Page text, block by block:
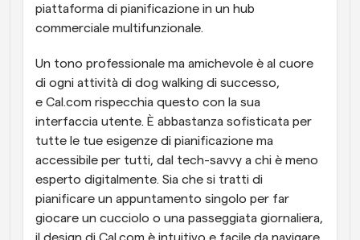
piattaforma di pianificazione in un hub
commerciale multifunzionale.
Un tono professionale ma amichevole è al cuore
di ogni attività di dog walking di successo,
e Cal.com rispecchia questo con la sua
interfaccia utente. È abbastanza sofisticata per
tutte le tue esigenze di pianificazione ma
accessibile per tutti, dal tech-savvy a chi è meno
esperto digitalmente. Sia che si tratti di
pianificare un appuntamento singolo per far
giocare un cucciolo o una passeggiata giornaliera,